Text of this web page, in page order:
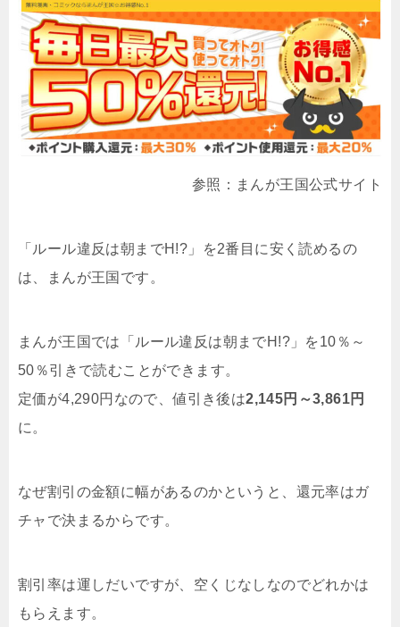
参照：まんが王国公式サイト
「ルール違反は朝までH!?」を2番目に安く読めるの
は、まんが王国です。
まんが王国では「ルール違反は朝までH!?」を10％～
50％引きで読むことができます。
定価が4,290円なので、値引き後は2,145円～3,861円
に。
なぜ割引の金額に幅があるのかというと、還元率はガ
チャで決まるからです。
割引率は運しだいですが、空くじなしなのでどれかは
もらえます。